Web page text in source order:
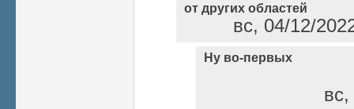
от других областей
вс, 04/12/
Ну во-первых